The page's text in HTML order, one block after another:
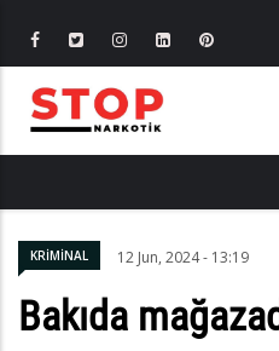
KRİMİNAL 12 Jun, 2024 - 13:19
Bakıda